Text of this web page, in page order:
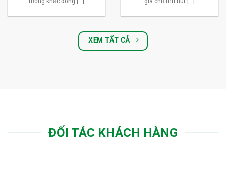
XEM TẤT CẢ
ĐỐI TÁC KHÁCH HÀNG